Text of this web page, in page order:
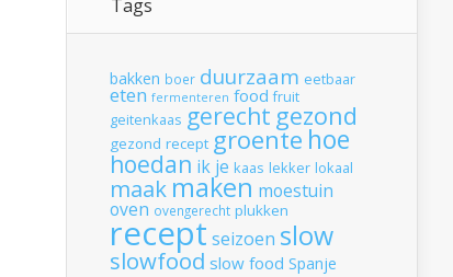
Tags
bakken boer duurzaam eetbaar
eten fermenteren food fruit
geitenkaas gerecht gezond
gezond recept groente hoe
hoedan ik je kaas lekker lokaal
maak maken moestuin
oven ovengerecht plukken
recept seizoen slow
slowfood slow food Spanje